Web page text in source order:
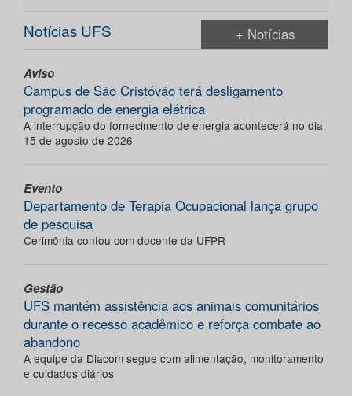
Notícias UFS + Notícias
Aviso
Campus de São Cristóvão terá desligamento
programado de energia elétrica
A interrupção do fornecimento de energia acontecerá no dia
15 de agosto de 2026
Evento
Departamento de Terapia Ocupacional lança grupo
de pesquisa
Cerimônia contou com docente da UFPR
Gestão
UFS mantém assistência aos animais comunitários
durante o recesso acadêmico e reforça combate ao
abandono
A equipe da Diacom segue com alimentação, monitoramento
e cuidados diários